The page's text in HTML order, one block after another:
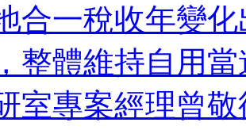
合一稅收年變
整體維持自用
室專案經理曾